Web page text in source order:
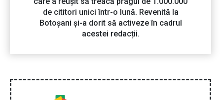
de cititori unici într-o lună. Revenită la
Botoșani și-a dorit să activeze în cadrul
acestei redacții.